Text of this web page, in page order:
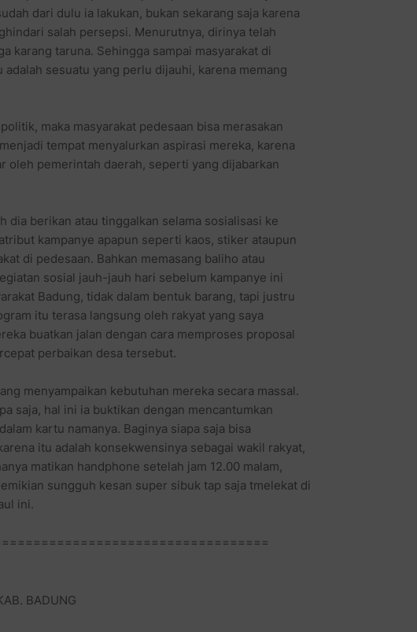
dari dulu ia lakukan, bukan sekarang saja karena
salah persepsi. Menurutnya, dirinya telah
karang taruna. Sehingga sampai masyarakat di
sesuatu yang perlu dijauhi, karena memang
maka masyarakat pedesaan bisa merasakan
tempat menyalurkan aspirasi mereka, karena
oleh pemerintah daerah, seperti yang dijabarkan
dia berikan atau tinggalkan selama sosialisasi ke
kampanye apapun seperti kaos, stiker ataupun
di pedesaan. Bahkan memasang baliho atau
sosial jauh-jauh hari sebelum kampanye ini
Badung, tidak dalam bentuk barang, tapi justru
itu terasa langsung oleh rakyat yang saya
buatkan jalan dengan cara memproses proposal
perbaikan desa tersebut.
menyampaikan kebutuhan mereka secara massal.
saja, hal ini ia buktikan dengan mencantumkan
kartu namanya. Baginya siapa saja bisa
itu adalah konsekwensinya sebagai wakil rakyat,
matikan handphone setelah jam 12.00 malam,
sungguh kesan super sibuk tap saja tmelekat di
ini.
BADUNG